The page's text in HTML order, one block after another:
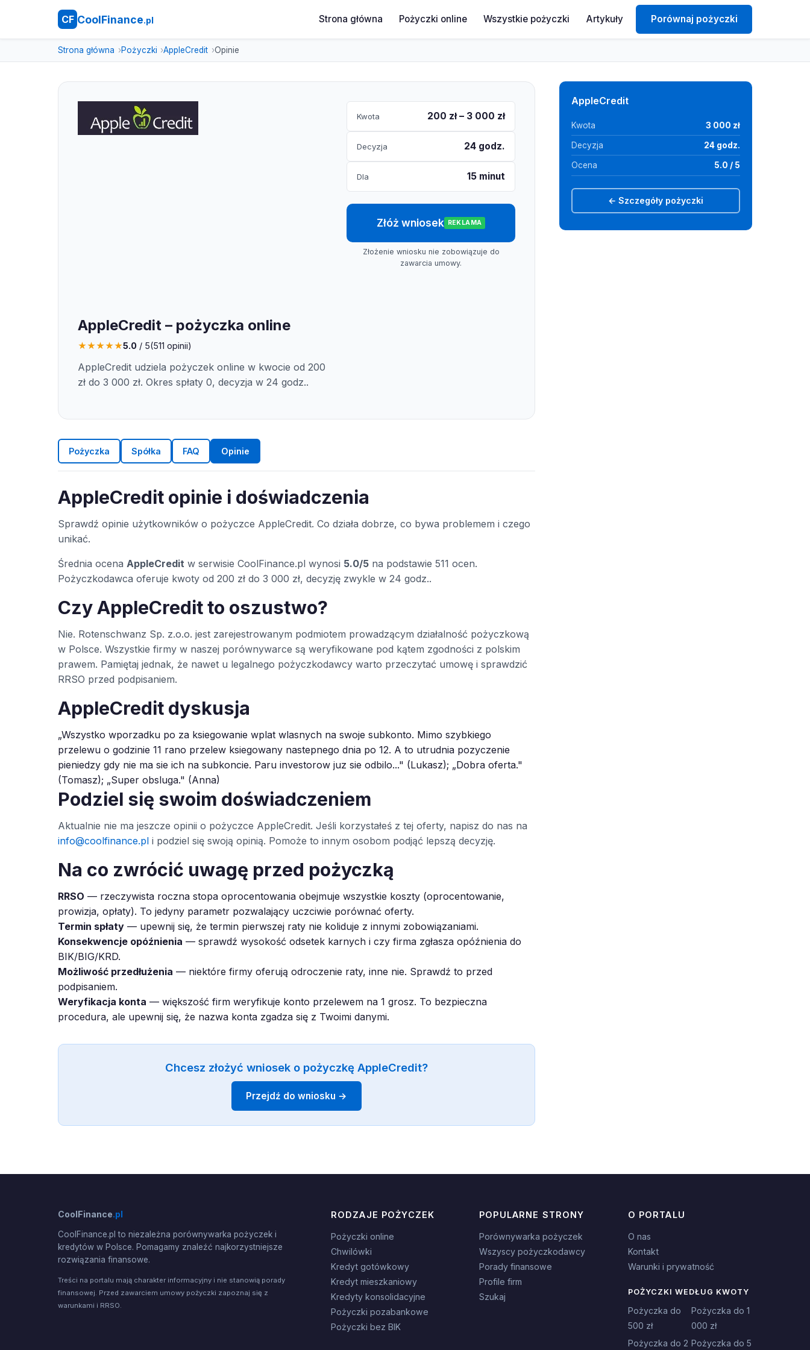
CF CoolFinance.pl Strona główna Pożyczki online Wszystkie pożyczki Artykuły Porównaj pożyczki
Strona główna Pożyczki AppleCredit Opinie
AppleCredit – pożyczka online
★★★★★5.0 / 5(511 opinii)
AppleCredit udziela pożyczek online w kwocie od 200
zł do 3 000 zł. Okres spłaty 0, decyzja w 24 godz..
Kwota 200 zł – 3 000 zł
Decyzja 24 godz.
Dla 15 minut
Złóż wniosek REKLAMA
Złożenie wniosku nie zobowiązuje do
zawarcia umowy.
Pożyczka Spółka FAQ Opinie
AppleCredit opinie i doświadczenia
Sprawdź opinie użytkowników o pożyczce AppleCredit. Co działa dobrze, co bywa problemem i czego
unikać.
Średnia ocena AppleCredit w serwisie CoolFinance.pl wynosi 5.0/5 na podstawie 511 ocen.
Pożyczkodawca oferuje kwoty od 200 zł do 3 000 zł, decyzję zwykle w 24 godz..
Czy AppleCredit to oszustwo?
Nie. Rotenschwanz Sp. z.o.o. jest zarejestrowanym podmiotem prowadzącym działalność pożyczkową
w Polsce. Wszystkie firmy w naszej porównywarce są weryfikowane pod kątem zgodności z polskim
prawem. Pamiętaj jednak, że nawet u legalnego pożyczkodawcy warto przeczytać umowę i sprawdzić
RRSO przed podpisaniem.
AppleCredit dyskusja
„Wszystko wporzadku po za ksiegowanie wplat wlasnych na swoje subkonto. Mimo szybkiego
przelewu o godzinie 11 rano przelew ksiegowany nastepnego dnia po 12. A to utrudnia pozyczenie
pieniedzy gdy nie ma sie ich na subkoncie. Paru investorow juz sie odbilo..." (Lukasz); „Dobra oferta."
(Tomasz); „Super obsluga." (Anna)
Podziel się swoim doświadczeniem
Aktualnie nie ma jeszcze opinii o pożyczce AppleCredit. Jeśli korzystałeś z tej oferty, napisz do nas na
info@coolfinance.pl i podziel się swoją opinią. Pomoże to innym osobom podjąć lepszą decyzję.
Na co zwrócić uwagę przed pożyczką
RRSO — rzeczywista roczna stopa oprocentowania obejmuje wszystkie koszty (oprocentowanie,
prowizja, opłaty). To jedyny parametr pozwalający uczciwie porównać oferty.
Termin spłaty — upewnij się, że termin pierwszej raty nie koliduje z innymi zobowiązaniami.
Konsekwencje opóźnienia — sprawdź wysokość odsetek karnych i czy firma zgłasza opóźnienia do
BIK/BIG/KRD.
Możliwość przedłużenia — niektóre firmy oferują odroczenie raty, inne nie. Sprawdź to przed
podpisaniem.
Weryfikacja konta — większość firm weryfikuje konto przelewem na 1 grosz. To bezpieczna
procedura, ale upewnij się, że nazwa konta zgadza się z Twoimi danymi.
Chcesz złożyć wniosek o pożyczkę AppleCredit?
Przejdź do wniosku →
AppleCredit
Kwota 3 000 zł
Decyzja 24 godz.
Ocena 5.0 / 5
← Szczegóły pożyczki
CoolFinance.pl
CoolFinance.pl to niezależna porównywarka pożyczek i
kredytów w Polsce. Pomagamy znaleźć najkorzystniejsze
rozwiązania finansowe.
Treści na portalu mają charakter informacyjny i nie stanowią porady
finansowej. Przed zawarciem umowy pożyczki zapoznaj się z
warunkami i RRSO.
RODZAJE POŻYCZEK
Pożyczki online
Chwilówki
Kredyt gotówkowy
Kredyt mieszkaniowy
Kredyty konsolidacyjne
Pożyczki pozabankowe
Pożyczki bez BIK
POPULARNE STRONY
Porównywarka pożyczek
Wszyscy pożyczkodawcy
Porady finansowe
Profile firm
Szukaj
O PORTALU
O nas
Kontakt
Warunki i prywatność
POŻYCZKI WEDŁUG KWOTY
Pożyczka do
500 zł
Pożyczka do 1
000 zł
Pożyczka do 2 Pożyczka do 5